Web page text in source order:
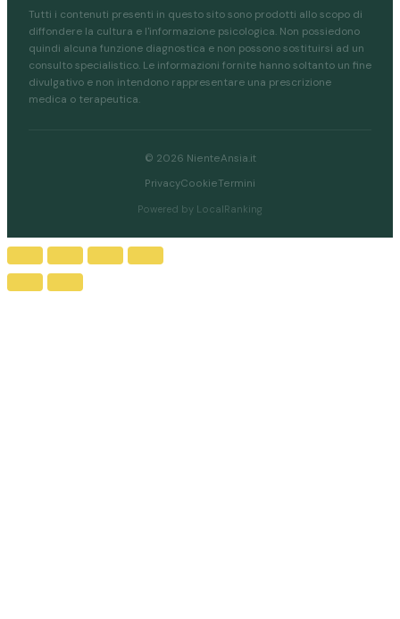
Tutti i contenuti presenti in questo sito sono prodotti allo scopo di
diffondere la cultura e l'informazione psicologica. Non possiedono
quindi alcuna funzione diagnostica e non possono sostituirsi ad un
consulto specialistico. Le informazioni fornite hanno soltanto un fine
divulgativo e non intendono rappresentare una prescrizione
medica o terapeutica.
© 2026 NienteAnsia.it
PrivacyCookieTermini
Powered by LocalRanking